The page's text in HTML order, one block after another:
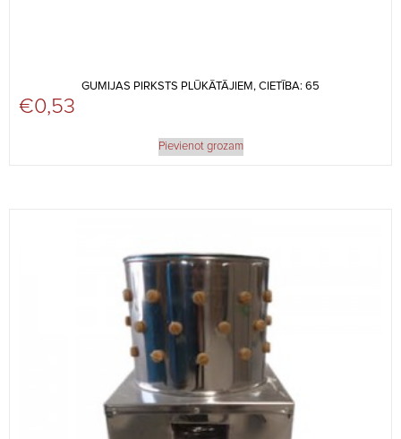
GUMIJAS PIRKSTS PLŪKĀTĀJIEM, CIETĪBA: 65
€0,53
Pievienot grozam